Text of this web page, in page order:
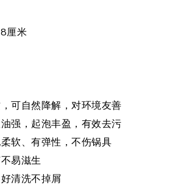
厘米
可自然降解，对环境友善
强，起泡丰盈，有效去污
软、有弹性，不伤锅具
易滋生
清洗不掉屑